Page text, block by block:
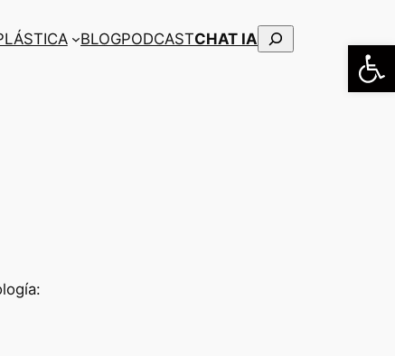
BLOGPODCASTCHAT IA Buscar Abrir